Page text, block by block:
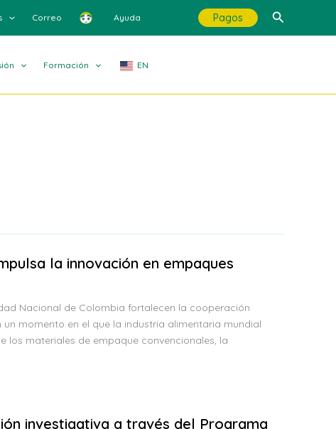
Correo Ayuda Pagos Buscar
Formación EN
la innovación en empaques
Nacional de Colombia fortalecen la cooperación
momento en el que la industria alimentaria mundial
materiales de empaque convencionales, la
investigativa a través del Programa